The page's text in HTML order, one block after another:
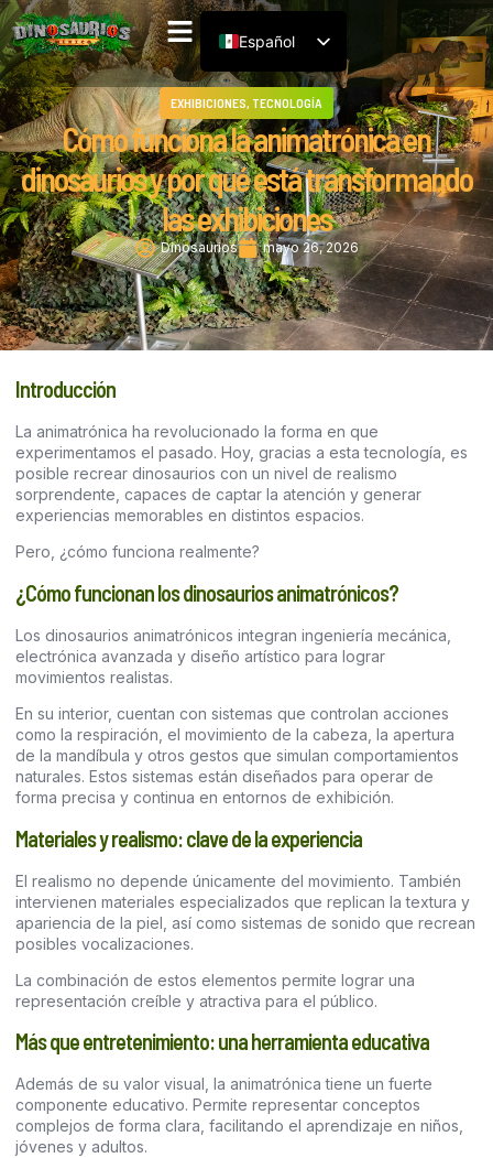
EXHIBICIONES, TECNOLOGÍA
Cómo funciona la animatrónica en
dinosaurios y por qué está transformando
las exhibiciones
Dinosaurios mayo 26, 2026
Introducción
La animatrónica ha revolucionado la forma en que
experimentamos el pasado. Hoy, gracias a esta tecnología, es
posible recrear dinosaurios con un nivel de realismo
sorprendente, capaces de captar la atención y generar
experiencias memorables en distintos espacios.
Pero, ¿cómo funciona realmente?
¿Cómo funcionan los dinosaurios animatrónicos?
Los dinosaurios animatrónicos integran ingeniería mecánica,
electrónica avanzada y diseño artístico para lograr
movimientos realistas.
En su interior, cuentan con sistemas que controlan acciones
como la respiración, el movimiento de la cabeza, la apertura
de la mandíbula y otros gestos que simulan comportamientos
naturales. Estos sistemas están diseñados para operar de
forma precisa y continua en entornos de exhibición.
Materiales y realismo: clave de la experiencia
El realismo no depende únicamente del movimiento. También
intervienen materiales especializados que replican la textura y
apariencia de la piel, así como sistemas de sonido que recrean
posibles vocalizaciones.
La combinación de estos elementos permite lograr una
representación creíble y atractiva para el público.
Más que entretenimiento: una herramienta educativa
Además de su valor visual, la animatrónica tiene un fuerte
componente educativo. Permite representar conceptos
complejos de forma clara, facilitando el aprendizaje en niños,
jóvenes y adultos.